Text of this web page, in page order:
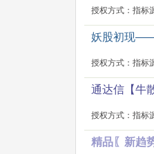
授权方式：指标
妖股初现——
授权方式：指标
通达信【牛
授权方式：指标
精品〖新趋